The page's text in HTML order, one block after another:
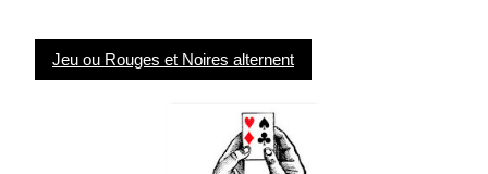
Jeu ou Rouges et Noires alternent